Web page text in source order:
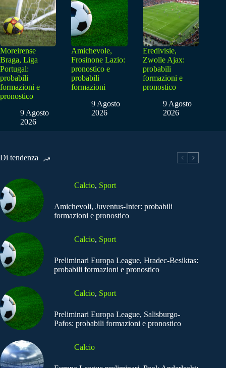
Moreirense
Braga, Liga
Portugal:
probabili
formazioni e
pronostico
9 Agosto
2026
Amichevole,
Frosinone Lazio:
pronostico e
probabili
formazioni
9 Agosto
2026
Eredivisie,
Zwolle Ajax:
probabili
formazioni e
pronostico
9 Agosto
2026
Di tendenza
Calcio, Sport
Amichevoli, Juventus-Inter: probabili
formazioni e pronostico
Calcio, Sport
Preliminari Europa League, Hradec-Besiktas:
probabili formazioni e pronostico
Calcio, Sport
Preliminari Europa League, Salisburgo-
Pafos: probabili formazioni e pronostico
Calcio